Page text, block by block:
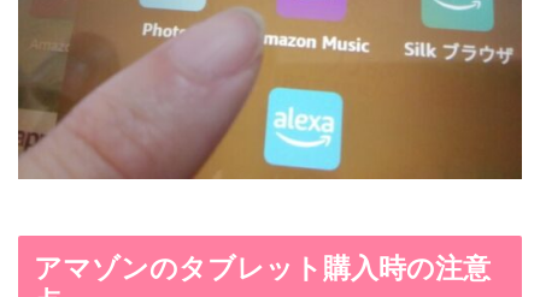
アマゾンのタブレット購入時の注意